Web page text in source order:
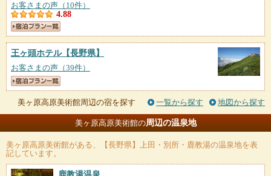
お客さまの声（10件）
4.88
王ヶ頭ホテル【長野県】
お客さまの声（39件）
美ヶ原高原美術館周辺の宿を探す 一覧から探す 地図から探す
美ヶ原高原美術館の周辺の温泉地
美ヶ原高原美術館がある、【長野県】上田・別所・鹿教湯の温泉地を表
記しています。